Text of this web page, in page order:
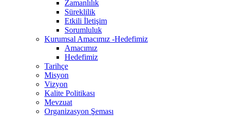
Zamanlılık
Süreklilik
Etkili İletişim
Sorumluluk
Kurumsal Amacımız -Hedefimiz
Amacımız
Hedefimiz
Tarihçe
Misyon
Vizyon
Kalite Politikası
Mevzuat
Organizasyon Şeması